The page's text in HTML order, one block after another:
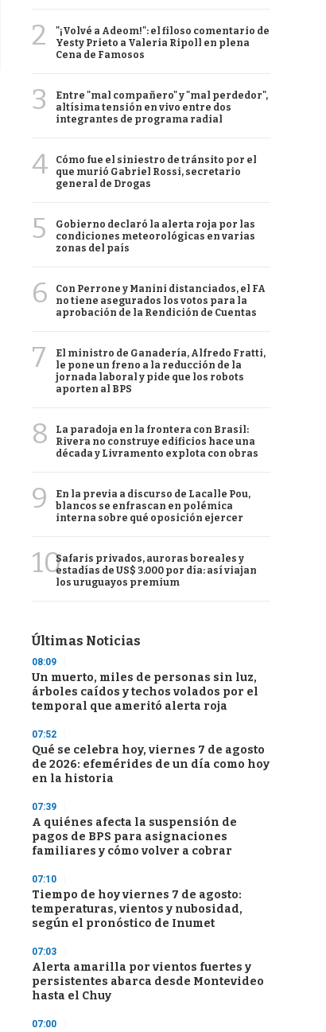
2
"¡Volvé a Adeom!": el filoso comentario de
Yesty Prieto a Valeria Ripoll en plena
Cena de Famosos
3
Entre "mal compañero" y "mal perdedor",
altísima tensión en vivo entre dos
integrantes de programa radial
4
Cómo fue el siniestro de tránsito por el
que murió Gabriel Rossi, secretario
general de Drogas
5
Gobierno declaró la alerta roja por las
condiciones meteorológicas en varias
zonas del país
6
Con Perrone y Manini distanciados, el FA
no tiene asegurados los votos para la
aprobación de la Rendición de Cuentas
7
El ministro de Ganadería, Alfredo Fratti,
le pone un freno a la reducción de la
jornada laboral y pide que los robots
aporten al BPS
8
La paradoja en la frontera con Brasil:
Rivera no construye edificios hace una
década y Livramento explota con obras
9
En la previa a discurso de Lacalle Pou,
blancos se enfrascan en polémica
interna sobre qué oposición ejercer
10Safaris privados, auroras boreales y
estadías de US$ 3.000 por día: así viajan
los uruguayos premium
Últimas Noticias
08:09
Un muerto, miles de personas sin luz,
árboles caídos y techos volados por el
temporal que ameritó alerta roja
07:52
Qué se celebra hoy, viernes 7 de agosto
de 2026: efemérides de un día como hoy
en la historia
07:39
A quiénes afecta la suspensión de
pagos de BPS para asignaciones
familiares y cómo volver a cobrar
07:10
Tiempo de hoy viernes 7 de agosto:
temperaturas, vientos y nubosidad,
según el pronóstico de Inumet
07:03
Alerta amarilla por vientos fuertes y
persistentes abarca desde Montevideo
hasta el Chuy
07:00